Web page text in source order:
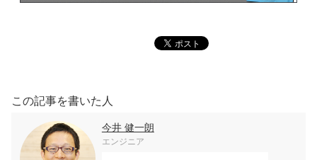
この記事を書いた人
今井 健一朗
エンジニア